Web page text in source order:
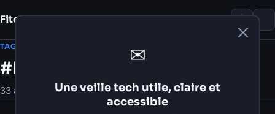
Fito DamourNotes
TAG
#IA
33 articles
✉
Une veille tech utile, claire et
accessible